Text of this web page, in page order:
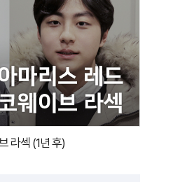
라섹 (1년 후)